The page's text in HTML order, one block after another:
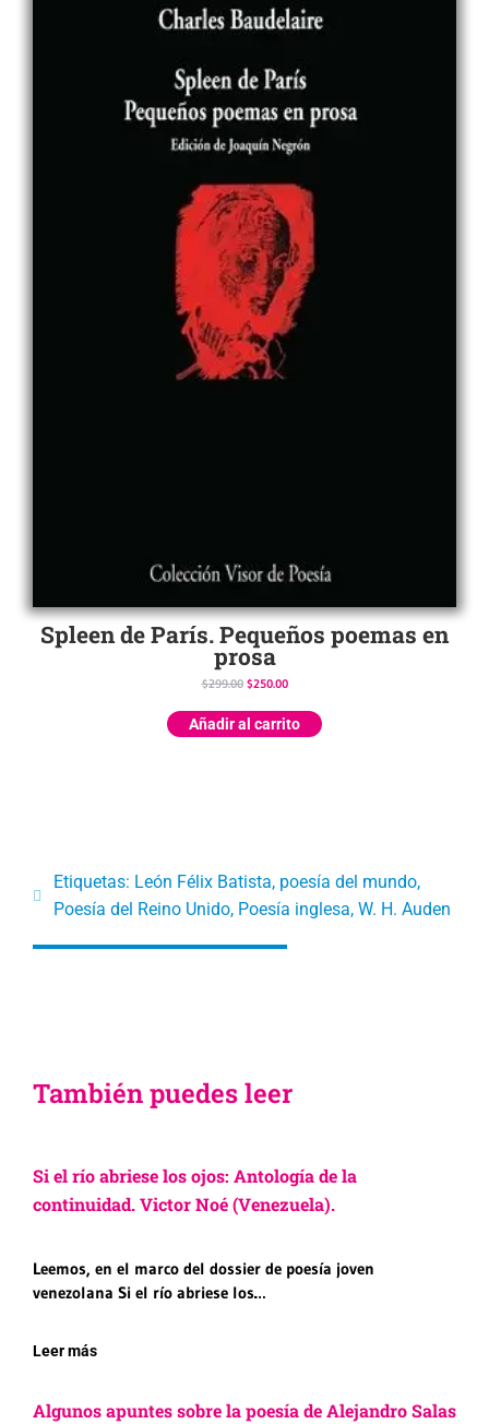
Spleen de París. Pequeños poemas en
prosa
$299.00 $250.00
Añadir al carrito
Etiquetas: León Félix Batista, poesía del mundo,
Poesía del Reino Unido, Poesía inglesa, W. H. Auden
También puedes leer
Si el río abriese los ojos: Antología de la
continuidad. Victor Noé (Venezuela).
Leemos, en el marco del dossier de poesía joven
venezolana Si el río abriese los…
Leer más
Algunos apuntes sobre la poesía de Alejandro Salas